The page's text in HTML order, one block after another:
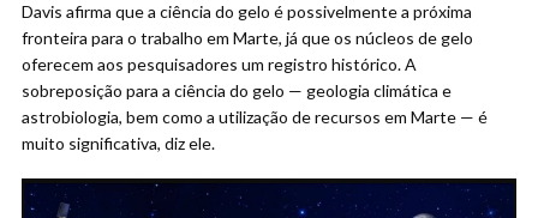
Davis afirma que a ciência do gelo é possivelmente a próxima
fronteira para o trabalho em Marte, já que os núcleos de gelo
oferecem aos pesquisadores um registro histórico. A
sobreposição para a ciência do gelo — geologia climática e
astrobiologia, bem como a utilização de recursos em Marte — é
muito significativa, diz ele.